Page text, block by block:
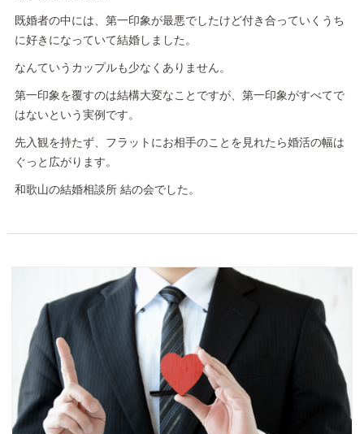
既婚者の中には、第一印象が最悪でしたけど付き合っていくうち
に好きになっていて結婚しました。
なんていうカップルも少なくありません。
第一印象を覆すのは結構大変なことですが、第一印象がすべてで
はないという実例です。
先入観を持たず、フラットにお相手のことを見れたら婚活の幅は
ぐっと広がります。
和歌山の結婚相談所 結の会でした。